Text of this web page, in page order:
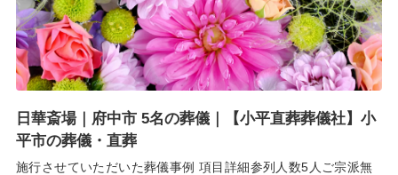
日華斎場｜府中市 5名の葬儀｜【小平直葬葬儀社】小
平市の葬儀・直葬
施行させていただいた葬儀事例 項目詳細参列人数5人ご宗派無